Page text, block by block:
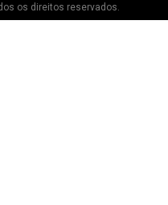
os direitos reservados.